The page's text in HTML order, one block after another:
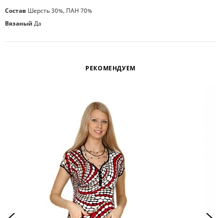
Состав Шерсть 30%, ПАН 70%
Вязаный Да
РЕКОМЕНДУЕМ